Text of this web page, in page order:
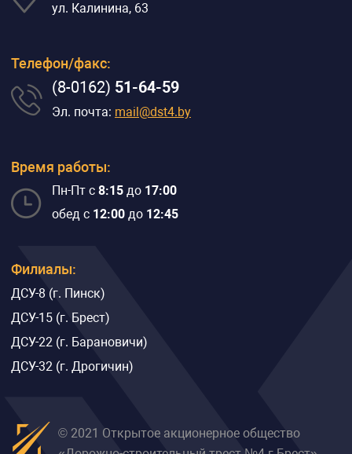
ул. Калинина, 63
Телефон/факс:
(8-0162) 51-64-59
Эл. почта: mail@dst4.by
Время работы:
Пн-Пт с 8:15 до 17:00
обед с 12:00 до 12:45
Филиалы:
ДСУ-8 (г. Пинск)
ДСУ-15 (г. Брест)
ДСУ-22 (г. Барановичи)
ДСУ-32 (г. Дрогичин)
© 2021 Открытое акционерное общество